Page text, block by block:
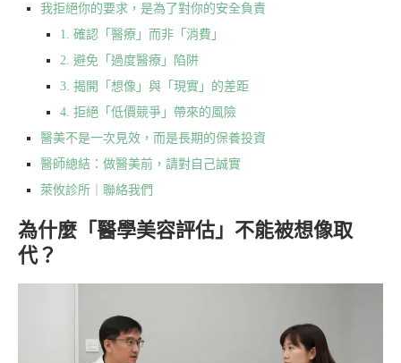
我拒絕你的要求，是為了對你的安全負責
1. 確認「醫療」而非「消費」
2. 避免「過度醫療」陷阱
3. 揭開「想像」與「現實」的差距
4. 拒絕「低價競爭」帶來的風險
醫美不是一次見效，而是長期的保養投資
醫師總結：做醫美前，請對自己誠實
萊攸診所｜聯絡我們
為什麼「醫學美容評估」不能被想像取
代？